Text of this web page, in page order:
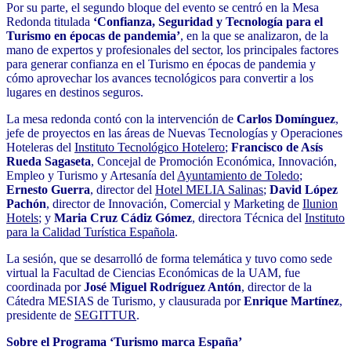
Por su parte, el segundo bloque del evento se centró en la Mesa
Redonda titulada ‘Confianza, Seguridad y Tecnología para el
Turismo en épocas de pandemia’, en la que se analizaron, de la
mano de expertos y profesionales del sector, los principales factores
para generar confianza en el Turismo en épocas de pandemia y
cómo aprovechar los avances tecnológicos para convertir a los
lugares en destinos seguros.
La mesa redonda contó con la intervención de Carlos Domínguez,
jefe de proyectos en las áreas de Nuevas Tecnologías y Operaciones
Hoteleras del Instituto Tecnológico Hotelero; Francisco de Asís
Rueda Sagaseta, Concejal de Promoción Económica, Innovación,
Empleo y Turismo y Artesanía delAyuntamiento de Toledo;
Ernesto Guerra, director del Hotel MELIA Salinas; David López
Pachón, director de Innovación, Comercial y Marketing de Ilunion
Hotels; y Maria Cruz Cádiz Gómez, directora Técnica del Instituto
para la Calidad Turística Española.
La sesión, que se desarrolló de forma telemática y tuvo como sede
virtual la Facultad de Ciencias Económicas de la UAM, fue
coordinada porJosé Miguel Rodríguez Antón, director de la
Cátedra MESIAS de Turismo, y clausurada porEnrique Martínez,
presidente de SEGITTUR.
Sobre el Programa ‘Turismo marca España’